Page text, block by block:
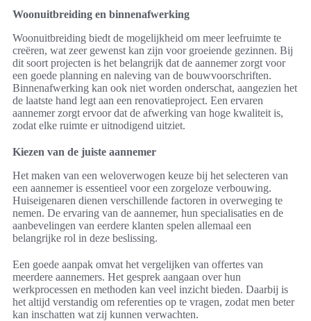
Woonuitbreiding en binnenafwerking
Woonuitbreiding biedt de mogelijkheid om meer leefruimte te
creëren, wat zeer gewenst kan zijn voor groeiende gezinnen. Bij
dit soort projecten is het belangrijk dat de aannemer zorgt voor
een goede planning en naleving van de bouwvoorschriften.
Binnenafwerking kan ook niet worden onderschat, aangezien het
de laatste hand legt aan een renovatieproject. Een ervaren
aannemer zorgt ervoor dat de afwerking van hoge kwaliteit is,
zodat elke ruimte er uitnodigend uitziet.
Kiezen van de juiste aannemer
Het maken van een weloverwogen keuze bij het selecteren van
een aannemer is essentieel voor een zorgeloze verbouwing.
Huiseigenaren dienen verschillende factoren in overweging te
nemen. De ervaring van de aannemer, hun specialisaties en de
aanbevelingen van eerdere klanten spelen allemaal een
belangrijke rol in deze beslissing.
Een goede aanpak omvat het vergelijken van offertes van
meerdere aannemers. Het gesprek aangaan over hun
werkprocessen en methoden kan veel inzicht bieden. Daarbij is
het altijd verstandig om referenties op te vragen, zodat men beter
kan inschatten wat zij kunnen verwachten.